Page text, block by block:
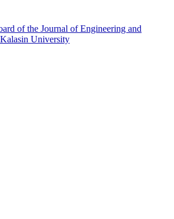
of the Journal of Engineering and
University